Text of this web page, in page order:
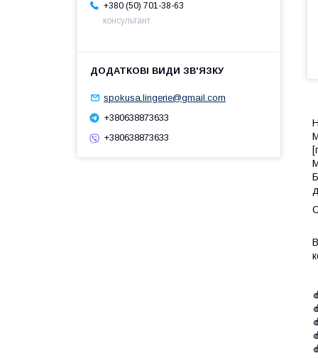
+380 (50) 701-38-63
консультант
spokusa.lingerie@gmail.com
+380638873633
+380638873633